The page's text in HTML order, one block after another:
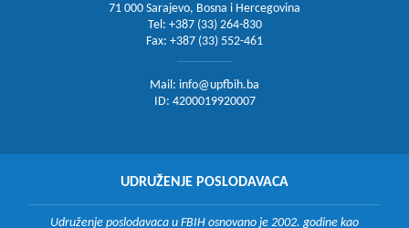
71 000 Sarajevo, Bosna i Hercegovina
Tel: +387 (33) 264-830
Fax: +387 (33) 552-461
Mail: info@upfbih.ba
ID: 4200019920007
UDRUŽENJE POSLODAVACA
Udruženje poslodavaca u FBIH osnovano je 2002. godine kao